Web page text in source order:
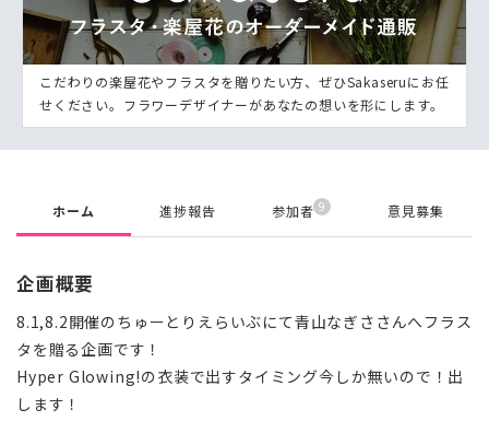
こだわりの楽屋花やフラスタを贈りたい方、ぜひSakaseruにお任
せください。フラワーデザイナーがあなたの想いを形にします。
ホーム 進捗報告 参加者 9 意見募集
企画概要
8.1,8.2開催のちゅーとりえらいぶにて青山なぎささんへフラス
タを贈る企画です！
Hyper Glowing!の衣装で出すタイミング今しか無いので！出
します！